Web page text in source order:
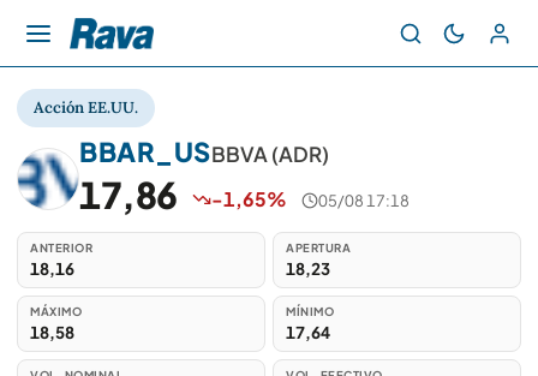
Acción EE.UU.
BBAR_USBBVA (ADR)
17,86 -1,65% 05/08 17:18
ANTERIOR
18,16
APERTURA
18,23
MÁXIMO
18,58
MÍNIMO
17,64